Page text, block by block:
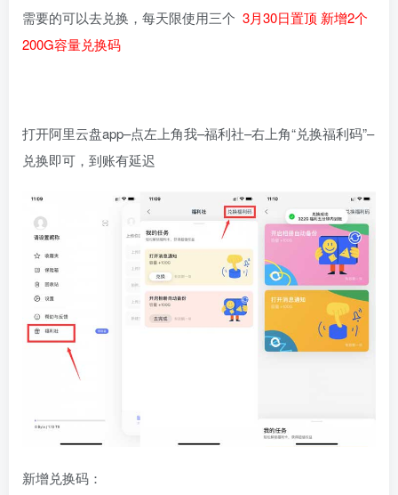
需要的可以去兑换，每天限使用三个 3月30日置顶 新增2个
200G容量兑换码
打开阿里云盘app–点左上角我–福利社–右上角“兑换福利码”–
兑换即可，到账有延迟
新增兑换码：